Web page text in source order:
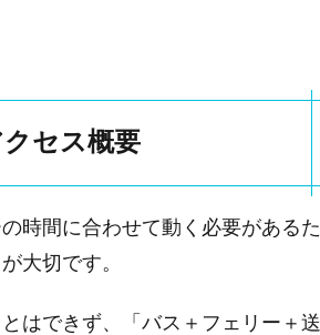
セス概要
時間に合わせて動く必要があるた
大切です。
はできず、「バス＋フェリー＋送